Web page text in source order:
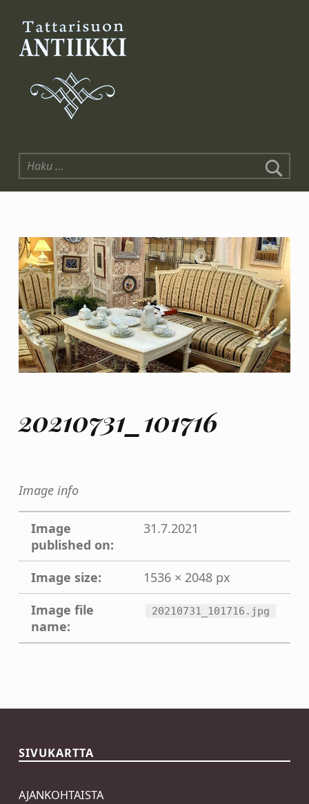
Tattarisuon Antiikki
Haku:
20210731_101716
Image info
Image
published on:
31.7.2021
Image size:
1536 × 2048 px
Image file
name:
20210731_101716.jpg
SIVUKARTTA
AJANKOHTAISTA